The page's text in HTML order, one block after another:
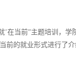
’在当前”主题培训，学
的就业形式进行了介
解了办公室助理的各